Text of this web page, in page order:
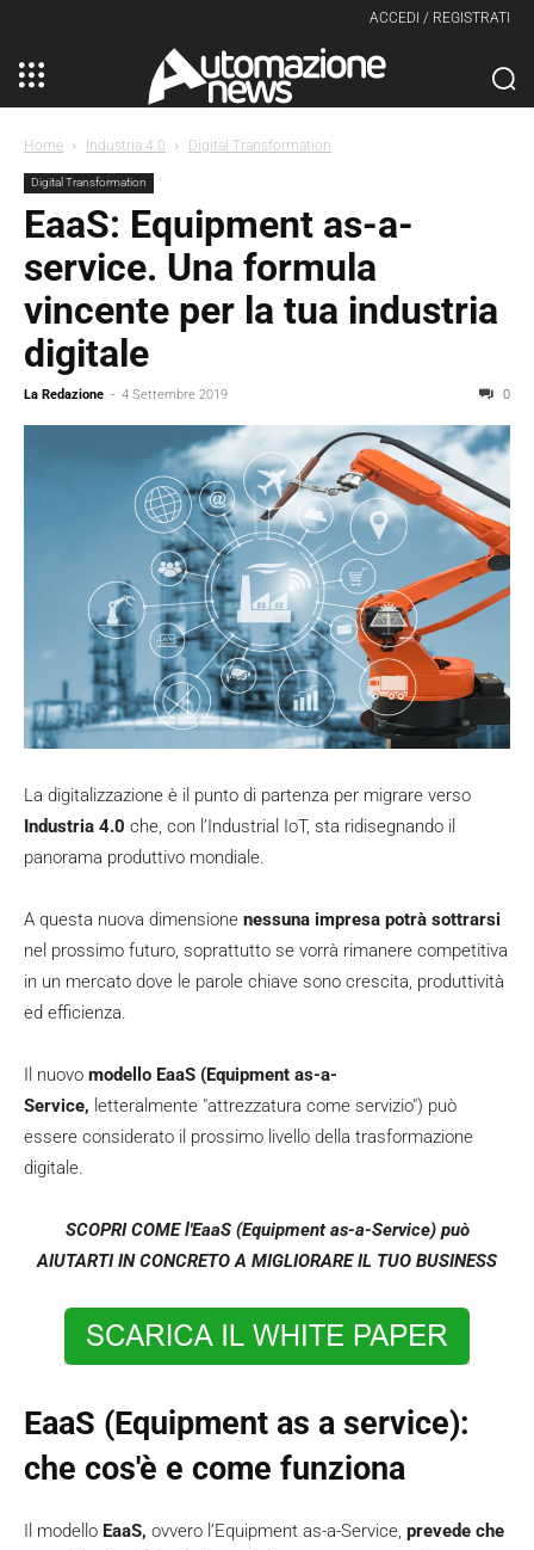
ACCEDI / REGISTRATI
Home Industria 4.0 Digital Transformation
Digital Transformation
EaaS: Equipment as-a-
service. Una formula
vincente per la tua industria
digitale
La Redazione - 4 Settembre 2019 0
La digitalizzazione è il punto di partenza per migrare verso
Industria 4.0 che, con l’Industrial IoT, sta ridisegnando il
panorama produttivo mondiale.
A questa nuova dimensione nessuna impresa potrà sottrarsi
nel prossimo futuro, soprattutto se vorrà rimanere competitiva
in un mercato dove le parole chiave sono crescita, produttività
ed efficienza.
Il nuovo modello EaaS (Equipment as-a-
Service, letteralmente "attrezzatura come servizio") può
essere considerato il prossimo livello della trasformazione
digitale.
SCOPRI COME l'EaaS (Equipment as-a-Service) può
AIUTARTI IN CONCRETO A MIGLIORARE IL TUO BUSINESS
EaaS (Equipment as a service):
che cos'è e come funziona
Il modello EaaS, ovvero l’Equipment as-a-Service, prevede che